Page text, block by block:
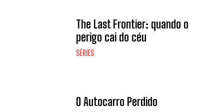
The Last Frontier: quando o
perigo cai do céu
SÉRIES
O Autocarro Perdido